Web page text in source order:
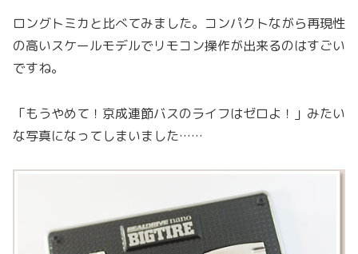
ロングトミカと比べてみました。コンパクトながら再現性
の高いスケールモデルでリモコン操作が出来るのはすごい
ですね。
「もうやめて！京成連節バスのライフはゼロよ！」みたい
な写真になってしまいました……